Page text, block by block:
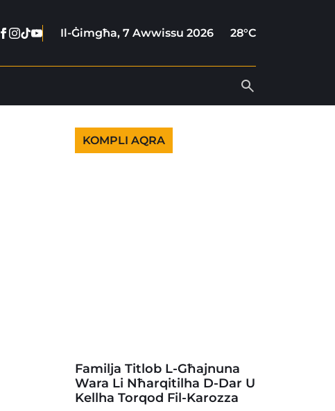
Facebook
Instagram
Tiktok
YoutubeIl-Ġimgħa, 7 Awwissu 2026 28°C
KOMPLI AQRA
Familja Titlob L-Għajnuna
Wara Li Nħarqitilha D-Dar U
Kellha Torqod Fil-Karozza